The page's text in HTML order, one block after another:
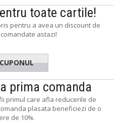
toate cartile!
pentru a avea un discount de
astazi!
UNDENTA
prima comanda
primul care afla reducerile de
plasata beneficiezi de o
de 10%.